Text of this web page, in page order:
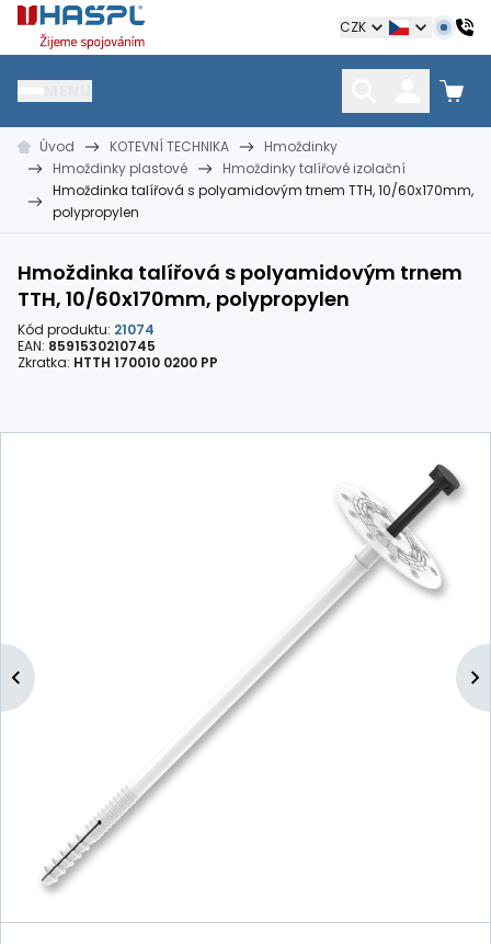
Hašpl CZK
HŘEBÍKY
kramle
SPOJOVACÍ MATERIÁL
vruty, šrouby, matice
KOTEVNÍ TECHNIKA
hmoždinky, napínáky
Úvod KOTEVNÍ TECHNIKA
Hmoždinky
Hmoždinky plastové
Hmoždinky talířové izolační
Hmoždinka talířová s polyamidovým trnem TTH, 10/60x170mm,
polypropylen
Hmoždinka talířová s polyamidovým trnem
TTH, 10/60x170mm, polypropylen
Kód produktu: 21074
EAN: 8591530210745
Zkratka: HTTH 170010 0200 PP